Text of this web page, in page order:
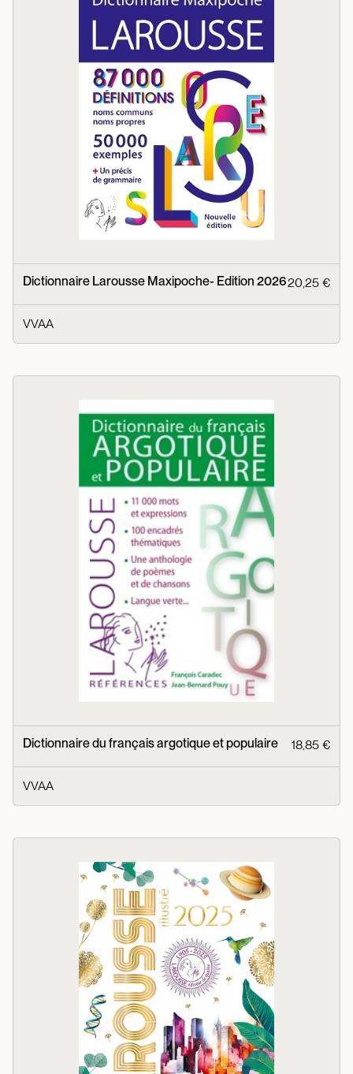
Dictionnaire Larousse Maxipoche- Edition 202620,25 €
VVAA
Dictionnaire du français argotique et populaire 18,85 €
VVAA